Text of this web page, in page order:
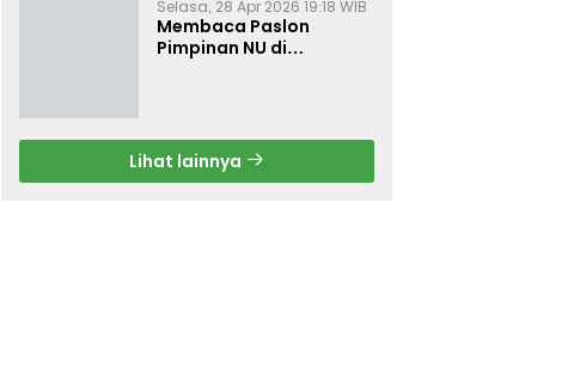
Selasa, 28 Apr 2026 19:18 WIB
Membaca Paslon
Pimpinan NU di
Lihat lainnya